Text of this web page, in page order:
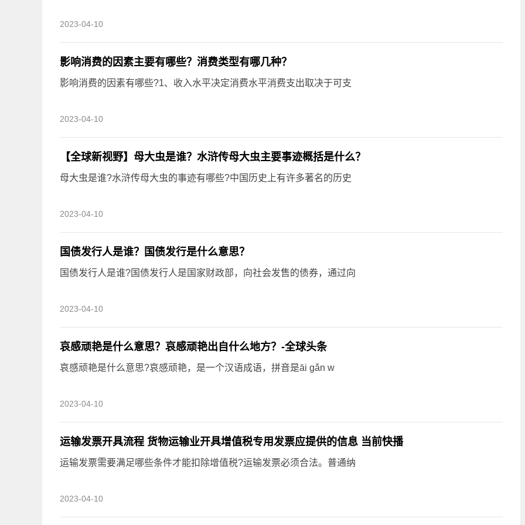
2023-04-10
影响消费的因素主要有哪些？消费类型有哪几种？
影响消费的因素有哪些?1、收入水平决定消费水平消费支出取决于可支
2023-04-10
【全球新视野】母大虫是谁？水浒传母大虫主要事迹概括是什么？
母大虫是谁?水浒传母大虫的事迹有哪些?中国历史上有许多著名的历史
2023-04-10
国债发行人是谁？国债发行是什么意思？
国债发行人是谁?国债发行人是国家财政部，向社会发售的债券，通过向
2023-04-10
哀感顽艳是什么意思？哀感顽艳出自什么地方？-全球头条
哀感顽艳是什么意思?哀感顽艳，是一个汉语成语，拼音是āi gǎn w
2023-04-10
运输发票开具流程 货物运输业开具增值税专用发票应提供的信息 当前快播
运输发票需要满足哪些条件才能扣除增值税?运输发票必须合法。普通纳
2023-04-10